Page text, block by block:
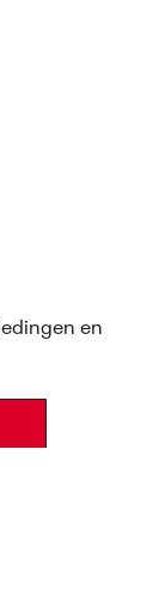
en